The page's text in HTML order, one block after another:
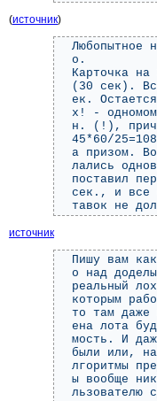
(источник)
Любопытное
о.
Карточка
(30 сек).
ек.
х! -
н. (!),
45*60/
а призом.
лались
поставил
сек., и все
тавок не
источник
Пишу вам
о над
реальный
которым
то там даже
ена лота
мость. И
были или,
лгоритмы
ы вообще
льзователю